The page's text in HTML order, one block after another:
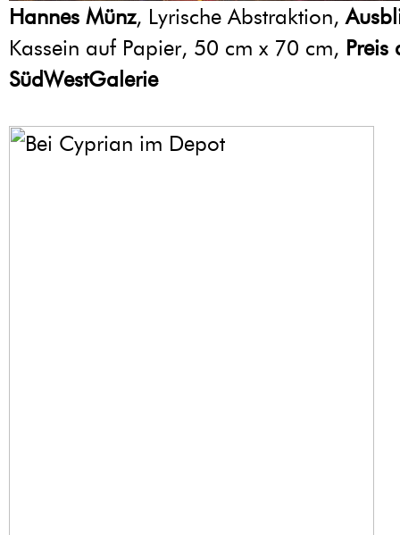
Hannes Münz, Lyrische Abstraktion,
Kassein auf Papier, 50 cm x 70 cm, Preis
SüdWestGalerie